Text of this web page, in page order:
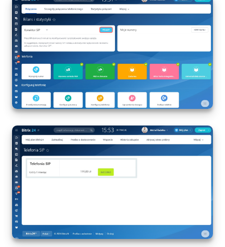
e-Podpis
e-Podpis w HR
Telefonia
Kreator BI
Sklep online
Workflow
Centrum Sprzedaży
Rezerwacja online